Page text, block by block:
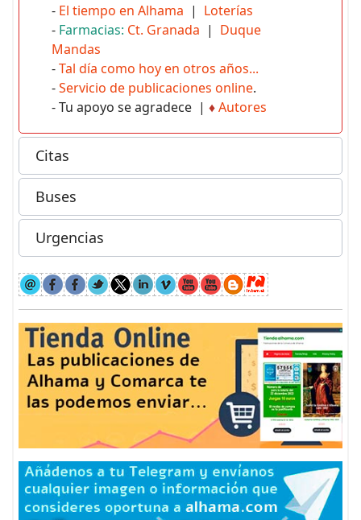
- El tiempo en Alhama | Loterías
- Farmacias: Ct. Granada | Duque
Mandas
-Tal día como hoy en otros años...
-Servicio de publicaciones online.
- Tu apoyo se agradece | ♦Autores
Citas
Buses
Urgencias